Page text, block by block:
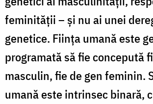
feminității – și nu ai unei
genetice. Ființa umană este
programată să fie concepută
masculin, fie de gen feminin.
umană este intrinsec binară,